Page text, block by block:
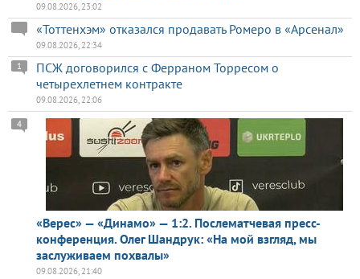
09.08.2026, 23:02
«Тоттенхэм» отказался продавать Ромеро в «Арсенал»
09.08.2026, 22:34
ПСЖ договорился с Ферраном Торресом о
четырехлетнем контракте
1
09.08.2026, 22:06
«Верес» — «Динамо» — 1:2. Послематчевая пресс-
конференция. Олег Шандрук: «На мой взгляд, мы
заслуживаем похвалы»
4
09.08.2026, 21:40